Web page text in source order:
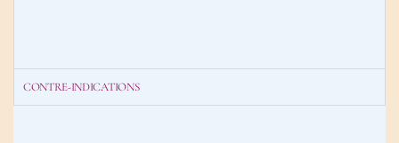
CONTRE-INDICATIONS